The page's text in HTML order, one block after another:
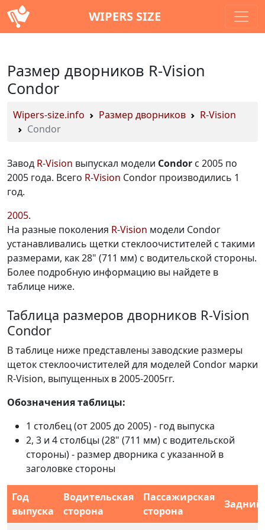
WIPERS SIZE
Размер дворников R-Vision
Condor
Wipers-size.info Размер дворников
R-Vision
Condor
Завод R-Vision выпускал модели Condor с 2005 по
2005 года. Всего R-Vision Condor производились 1
год.
2005
На разные поколения R-Vision модели Condor
устанавливались щетки стеклоочистителей с такими
размерами, как 28" (711 мм) с водительской стороны.
Более подробную информацию вы найдете в
таблице ниже.
Таблица размеров дворников R-Vision
Condor
В таблице ниже представлены заводские размеры
щеток стеклоочистителей для моделей Condor марки
R-Vision, выпущенных в 2005-2005гг.
Обозначения таблицы:
1 столбец (от 2005 до 2005) - год выпуска
2, 3 и 4 столбцы (28" (711 мм) с водительской
стороны) - размер дворника с указанной в
заголовке стороны
Год
выпуска
Водительская
сторона
Пассажирская
сторона
Задний